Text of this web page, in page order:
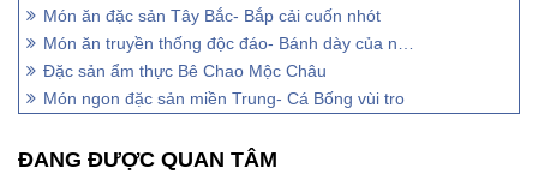
Món ăn đặc sản Tây Bắc- Bắp cải cuốn nhót
Món ăn truyền thống độc đáo- Bánh dày của người Mông
Đặc sản ẩm thực Bê Chao Mộc Châu
Món ngon đặc sản miền Trung- Cá Bống vùi tro
ĐANG ĐƯỢC QUAN TÂM